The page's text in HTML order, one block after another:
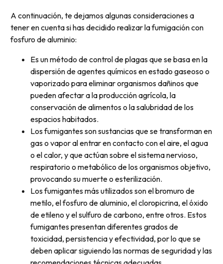
A continuación, te dejamos algunas consideraciones a
tener en cuenta si has decidido realizar la fumigación con
fosfuro de aluminio:
Es un método de control de plagas que se basa en la
dispersión de agentes químicos en estado gaseoso o
vaporizado para eliminar organismos dañinos que
pueden afectar a la producción agrícola, la
conservación de alimentos o la salubridad de los
espacios habitados.
Los fumigantes son sustancias que se transforman en
gas o vapor al entrar en contacto con el aire, el agua
o el calor, y que actúan sobre el sistema nervioso,
respiratorio o metabólico de los organismos objetivo,
provocando su muerte o esterilización.
Los fumigantes más utilizados son el bromuro de
metilo, el fosfuro de aluminio, el cloropicrina, el óxido
de etileno y el sulfuro de carbono, entre otros. Estos
fumigantes presentan diferentes grados de
toxicidad, persistencia y efectividad, por lo que se
deben aplicar siguiendo las normas de seguridad y las